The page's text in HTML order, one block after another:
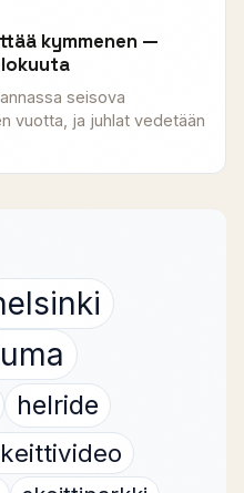
kymmenen —
seisova
vuotta, ja juhlat vedetään
helride